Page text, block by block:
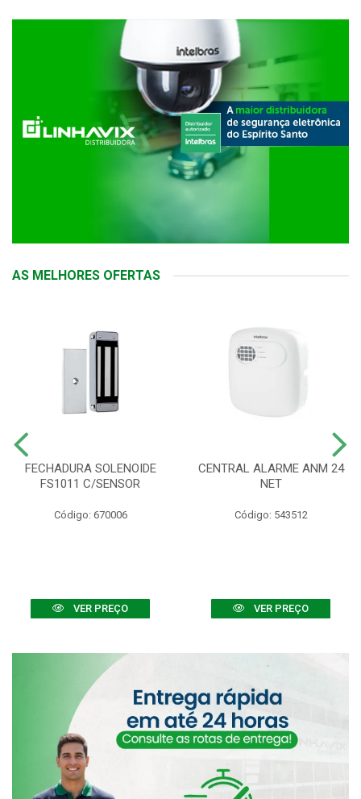
AS MELHORES OFERTAS
FECHADURA SOLENOIDE
FS1011 C/SENSOR
Código: 670006
VER PREÇO
CENTRAL ALARME ANM 24
NET
Código: 543512
VER PREÇO